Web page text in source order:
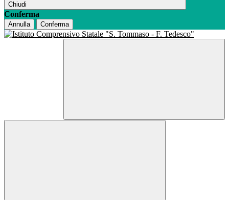
Chiudi
Conferma
Annulla Conferma